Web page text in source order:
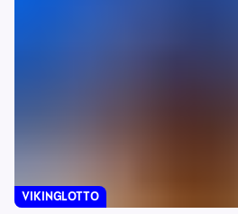
VIKINGLOTTO